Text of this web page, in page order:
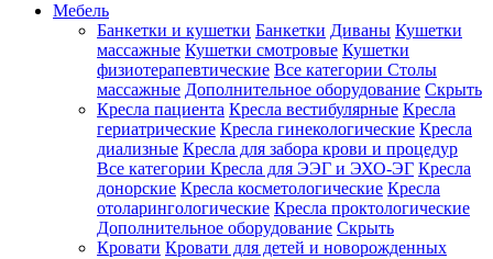
Мебель
Банкетки и кушетки Банкетки Диваны Кушетки
массажные Кушетки смотровые Кушетки
физиотерапевтические Все категории Столы
массажные Дополнительное оборудование Скрыть
Кресла пациента Кресла вестибулярные Кресла
гериатрические Кресла гинекологические Кресла
диализные Кресла для забора крови и процедур
Все категории Кресла для ЭЭГ и ЭХО-ЭГ Кресла
донорские Кресла косметологические Кресла
отоларингологические Кресла проктологические
Дополнительное оборудование Скрыть
Кровати Кровати для детей и новорожденных